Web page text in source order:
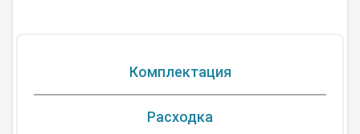
Комплектация
Расходка